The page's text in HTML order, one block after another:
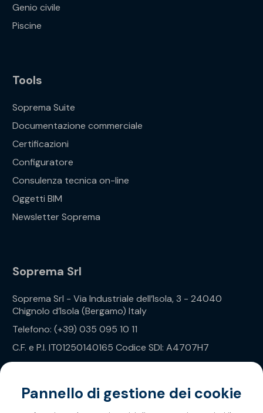
Genio civile
Piscine
Tools
Soprema Suite
Documentazione commerciale
Certificazioni
Configuratore
Consulenza tecnica on-line
Oggetti BIM
Newsletter Soprema
Soprema Srl
Soprema Srl - Via Industriale dell’Isola, 3 - 24040
Chignolo d’Isola (Bergamo) Italy
Telefono: (+39) 035 095 10 11
C.F. e P.I. IT01250140165 Codice SDI: A4707H7
Privacy Policy
Pannello di gestione dei cookie